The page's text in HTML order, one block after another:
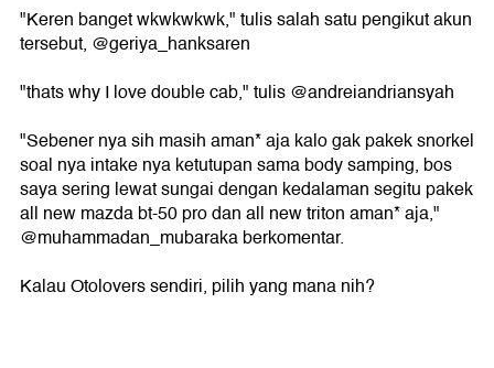
"Keren banget wkwkwkwk," tulis salah satu pengikut akun
tersebut, @geriya_hanksaren
"thats why I love double cab," tulis @andreiandriansyah
"Sebener nya sih masih aman* aja kalo gak pakek snorkel
soal nya intake nya ketutupan sama body samping, bos
saya sering lewat sungai dengan kedalaman segitu pakek
all new mazda bt-50 pro dan all new triton aman* aja,"
@muhammadan_mubaraka berkomentar.
Kalau Otolovers sendiri, pilih yang mana nih?